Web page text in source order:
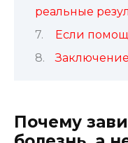
реальные
Если
Почему